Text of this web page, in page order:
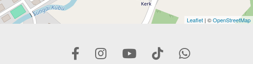
Leaflet | ©OpenStreetMap